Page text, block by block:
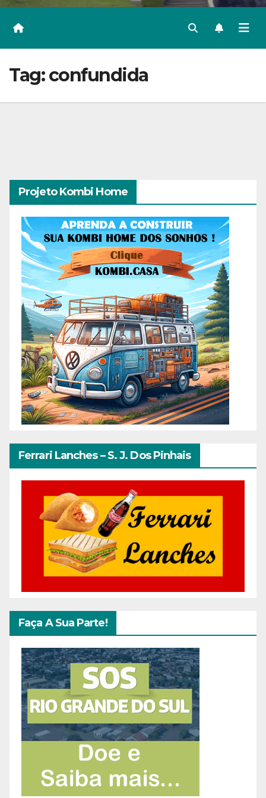
Tag:confundida
Projeto Kombi Home
Ferrari Lanches – S. J. Dos Pinhais
Faça A Sua Parte!